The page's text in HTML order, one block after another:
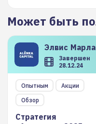
Может быть
Элвис
Завершен
28.12.24
Опытным
Акции
Обзор
Стратегия